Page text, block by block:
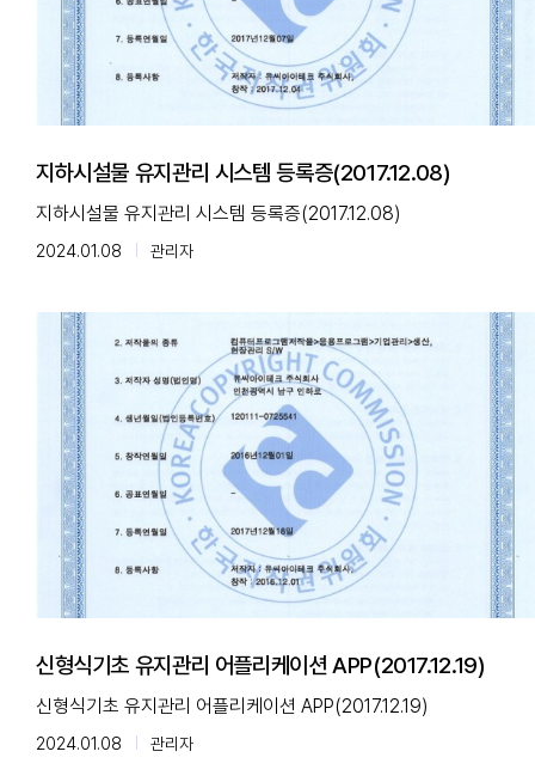
지하시설물 유지관리 시스템 등록증(2017.12.08)
지하시설물 유지관리 시스템 등록증(2017.12.08)
2024.01.08 관리자
신형식기초 유지관리 어플리케이션 APP(2017.12.19)
신형식기초 유지관리 어플리케이션 APP(2017.12.19)
2024.01.08 관리자